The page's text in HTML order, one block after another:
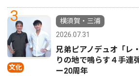
3
文化
横須賀・三浦
2026.07.31
兄弟ピアノデュオ「
りの地で鳴らす４手
ー20周年